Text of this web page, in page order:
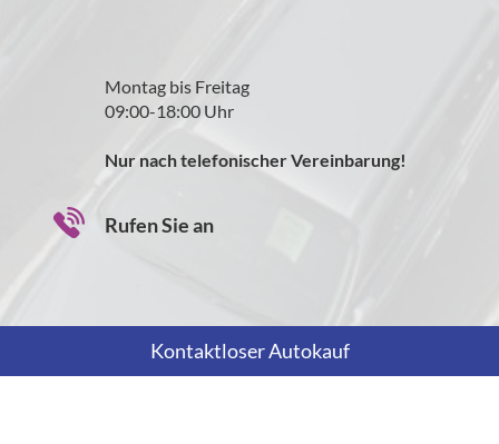
Kontaktloser Autokauf
Montag bis Freitag
09:00-18:00 Uhr
Nur nach telefonischer Vereinbarung!
Rufen Sie an
+43 699 12871490